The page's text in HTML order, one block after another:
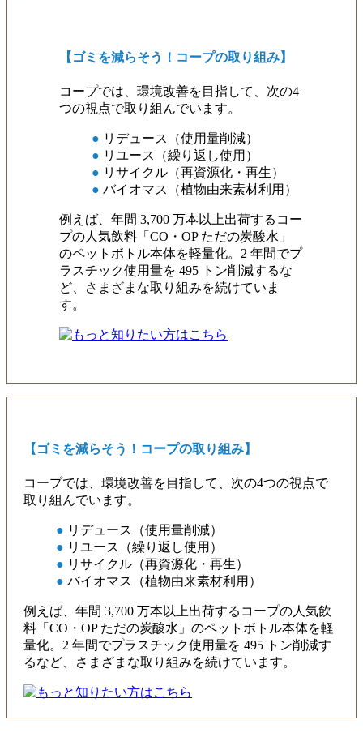
【ゴミを減らそう！コープの取り組み】
コープでは、環境改善を目指して、次の4
つの視点で取り組んでいます。
● リデュース（使用量削減）
● リユース（繰り返し使用）
● リサイクル（再資源化・再生）
● バイオマス（植物由来素材利用）
例えば、年間 3,700 万本以上出荷するコー
プの人気飲料「CO・OP ただの炭酸水」
のペットボトル本体を軽量化。2 年間でプ
ラスチック使用量を 495 トン削減するな
ど、さまざまな取り組みを続けていま
す。
【ゴミを減らそう！コープの取り組み】
コープでは、環境改善を目指して、次の4つの視点で
取り組んでいます。
● リデュース（使用量削減）
● リユース（繰り返し使用）
● リサイクル（再資源化・再生）
● バイオマス（植物由来素材利用）
例えば、年間 3,700 万本以上出荷するコープの人気飲
料「CO・OP ただの炭酸水」のペットボトル本体を軽
量化。2 年間でプラスチック使用量を 495 トン削減す
るなど、さまざまな取り組みを続けています。